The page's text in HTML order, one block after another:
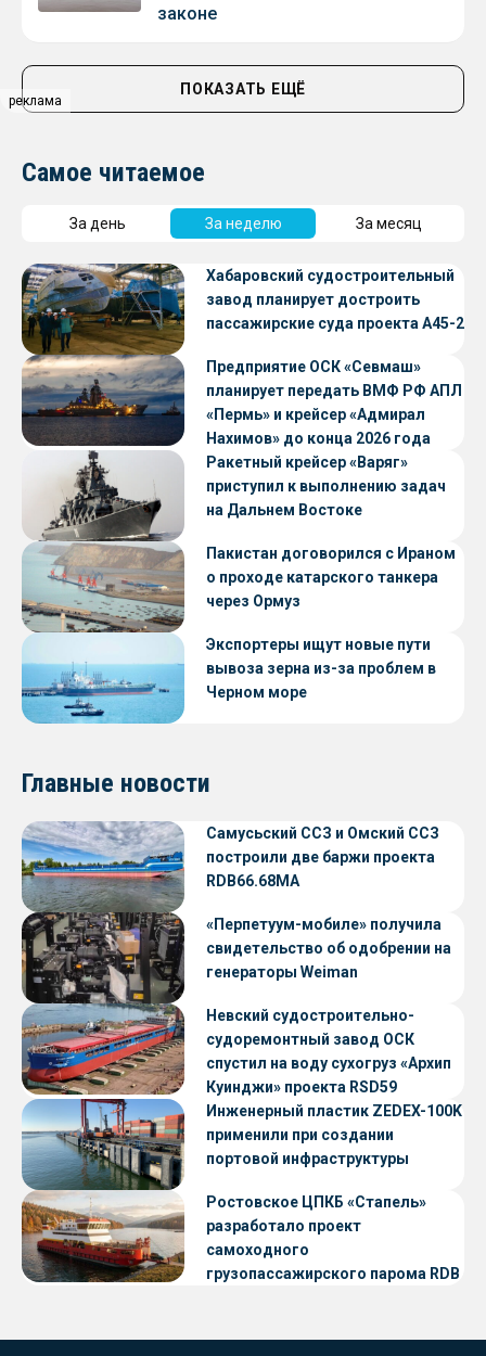
реклама
законе
ПОКАЗАТЬ ЕЩЁ
Самое читаемое
За день За неделю За месяц
Хабаровский судостроительный
завод планирует достроить
пассажирские суда проекта А45-2
Предприятие ОСК «Севмаш»
планирует передать ВМФ РФ АПЛ
«Пермь» и крейсер «Адмирал
Нахимов» до конца 2026 года
Ракетный крейсер «Варяг»
приступил к выполнению задач
на Дальнем Востоке
Пакистан договорился с Ираном
о проходе катарского танкера
через Ормуз
Экспортеры ищут новые пути
вывоза зерна из-за проблем в
Черном море
Главные новости
Самусьский ССЗ и Омский ССЗ
построили две баржи проекта
RDB66.68МА
«Перпетуум-мобиле» получила
свидетельство об одобрении на
генераторы Weiman
Невский судостроительно-
судоремонтный завод ОСК
спустил на воду сухогруз «Архип
Куинджи» проекта RSD59
Инженерный пластик ZEDEX-100K
применили при создании
портовой инфраструктуры
Ростовское ЦПКБ «Стапель»
разработало проект
самоходного
грузопассажирского парома RDB